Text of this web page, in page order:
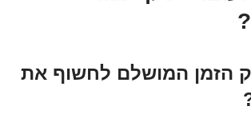
הזמן המושלם לחשוף את